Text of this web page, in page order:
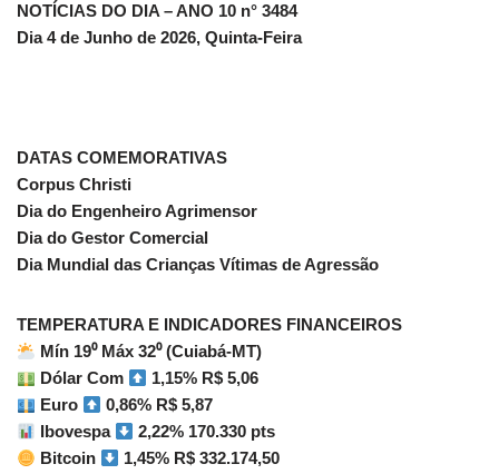
NOTÍCIAS DO DIA – ANO 10 n° 3484
Dia 4 de Junho de 2026, Quinta-Feira
DATAS COMEMORATIVAS
Corpus Christi
Dia do Engenheiro Agrimensor
Dia do Gestor Comercial
Dia Mundial das Crianças Vítimas de Agressão
TEMPERATURA E INDICADORES FINANCEIROS
Mín 19⁰ Máx 32⁰ (Cuiabá-MT)
Dólar Com
1,15% R$ 5,06
Euro
0,86% R$ 5,87
Ibovespa
2,22% 170.330 pts
Bitcoin
1,45% R$ 332.174,50